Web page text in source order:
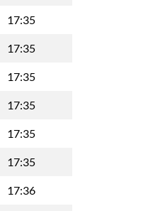
17:35
17:35
17:35
17:35
17:35
17:35
17:36